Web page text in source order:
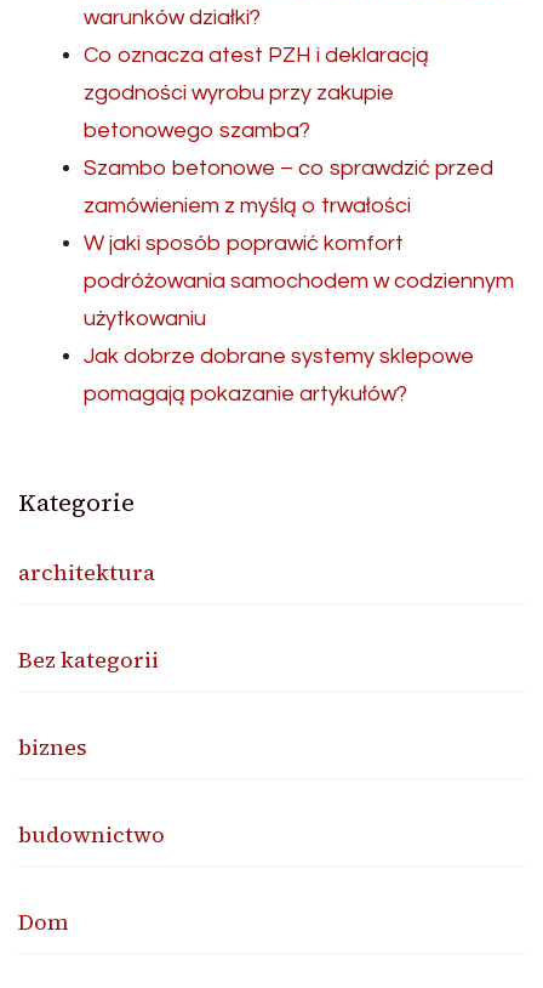
warunków działki?
Co oznacza atest PZH i deklaracją
zgodności wyrobu przy zakupie
betonowego szamba?
Szambo betonowe – co sprawdzić przed
zamówieniem z myślą o trwałości
W jaki sposób poprawić komfort
podróżowania samochodem w codziennym
użytkowaniu
Jak dobrze dobrane systemy sklepowe
pomagają pokazanie artykułów?
Kategorie
architektura
Bez kategorii
biznes
budownictwo
Dom